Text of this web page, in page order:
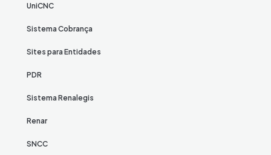
UniCNC
Sistema Cobrança
Sites para Entidades
PDR
Sistema Renalegis
Renar
SNCC